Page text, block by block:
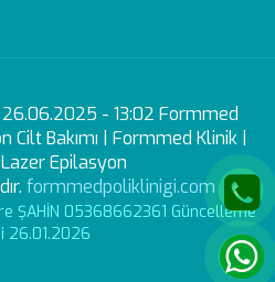
- 13:02 Formmed
Bakımı | Formmed Klinik |
Epilasyon
formmedpoliklinigi.com
ŞAHİN 05368662361 Güncelleme
26.01.2026